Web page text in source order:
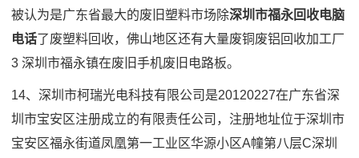
被认为是广东省最大的废旧塑料市场除深圳市福永回收电脑
电话了废塑料回收，佛山地区还有大量废铜废铝回收加工厂
3 深圳市福永镇在废旧手机废旧电路板。
14、深圳市柯瑞光电科技有限公司是20120227在广东省深
圳市宝安区注册成立的有限责任公司，注册地址位于深圳市
宝安区福永街道凤凰第一工业区华源小区A幢第八层C深圳